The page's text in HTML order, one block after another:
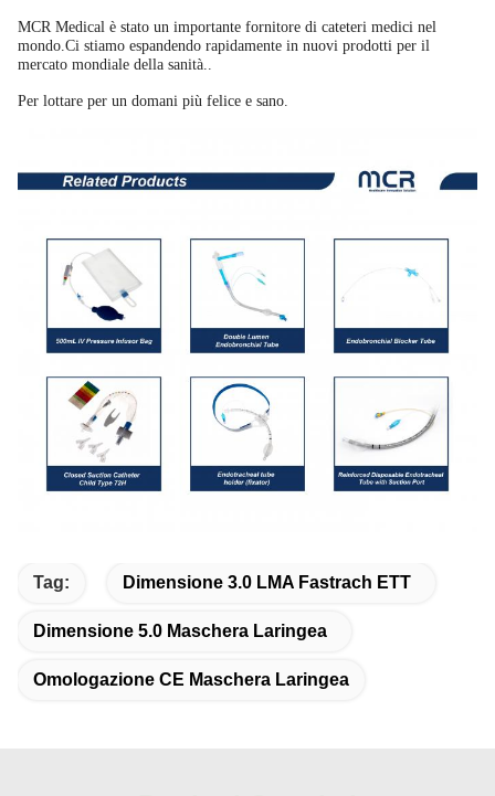
MCR Medical è stato un importante fornitore di cateteri medici nel
mondo.Ci stiamo espandendo rapidamente in nuovi prodotti per il
mercato mondiale della sanità..
Per lottare per un domani più felice e sano.
Tag: Dimensione 3.0 LMA Fastrach ETT
Dimensione 5.0 Maschera Laringea
Omologazione CE Maschera Laringea